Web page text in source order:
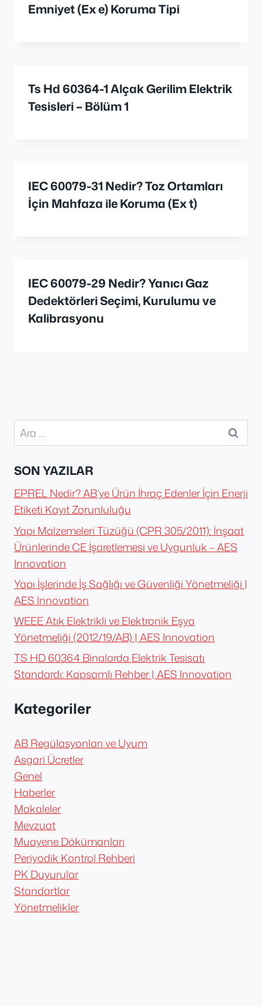
Emniyet (Ex e) Koruma Tipi
Ts Hd 60364-1 Alçak Gerilim Elektrik
Tesisleri – Bölüm 1
IEC 60079-31 Nedir? Toz Ortamları
İçin Mahfaza ile Koruma (Ex t)
IEC 60079-29 Nedir? Yanıcı Gaz
Dedektörleri Seçimi, Kurulumu ve
Kalibrasyonu
Arama:
SON YAZILAR
EPREL Nedir? AB’ye Ürün İhraç Edenler İçin Enerji
Etiketi Kayıt Zorunluluğu
Yapı Malzemeleri Tüzüğü (CPR 305/2011): İnşaat
Ürünlerinde CE İşaretlemesi ve Uygunluk – AES
Innovation
Yapı İşlerinde İş Sağlığı ve Güvenliği Yönetmeliği |
AES Innovation
WEEE Atık Elektrikli ve Elektronik Eşya
Yönetmeliği (2012/19/AB) | AES Innovation
TS HD 60364 Binalarda Elektrik Tesisatı
Standardı: Kapsamlı Rehber | AES Innovation
Kategoriler
AB Regülasyonları ve Uyum
Asgari Ücretler
Genel
Haberler
Makaleler
Mevzuat
Muayene Dökümanları
Periyodik Kontrol Rehberi
PK Duyurular
Standartlar
Yönetmelikler